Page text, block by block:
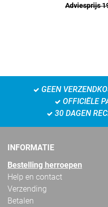
Adviesprijs
GEEN
OFFICIËLE
30 DAGEN
INFORMATIE
Bestelling herroepen
Help en contact
Verzending
Betalen